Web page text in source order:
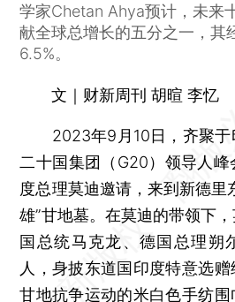
学家Chetan Ahya预计，未来
献全球总增长的五分之一，其
6.5%。
文｜财新周刊 胡暄 李忆
2023年9月10日，齐聚于
二十国集团（G20）领导人
度总理莫迪邀请，来到新德里
雄”甘地墓。在莫迪的带领下
国总统马克龙、德国总理朔
人，身披东道国印度特意选
甘地抗争运动的米白色手纺